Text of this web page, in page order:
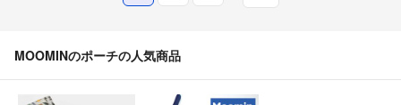
MOOMINのポーチの人気商品